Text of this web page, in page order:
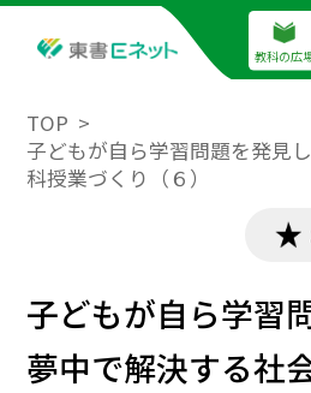
教科の広
TOP
子どもが自ら学習問題を発見
科授業づくり（６）
子どもが自ら学習
夢中で解決する社